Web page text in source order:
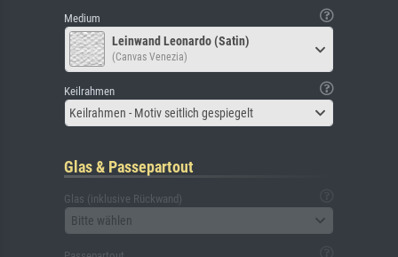
Medium
Leinwand Leonardo (Satin)
(Canvas Venezia)
Keilrahmen
Keilrahmen - Motiv seitlich gespiegelt
Glas & Passepartout
Glas (inklusive Rückwand)
Bitte wählen